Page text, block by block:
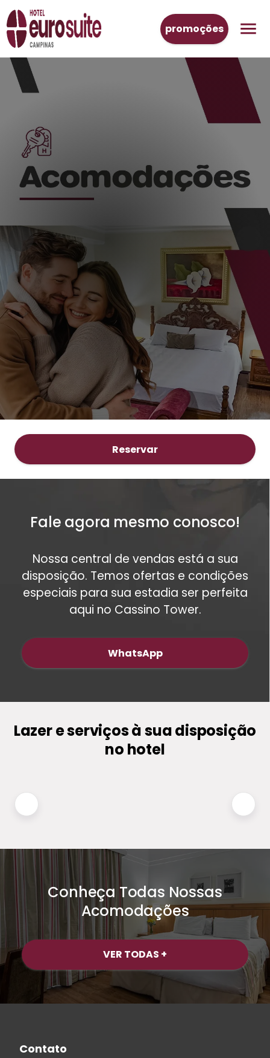
promoções
Reservar
Fale agora mesmo conosco!
Nossa central de vendas está a sua
disposição. Temos ofertas e condições
especiais para sua estadia ser perfeita
aqui no Cassino Tower.
WhatsApp
Lazer e serviços à sua disposição
no hotel
Conheça Todas Nossas
Acomodações
VER TODAS +
Contato